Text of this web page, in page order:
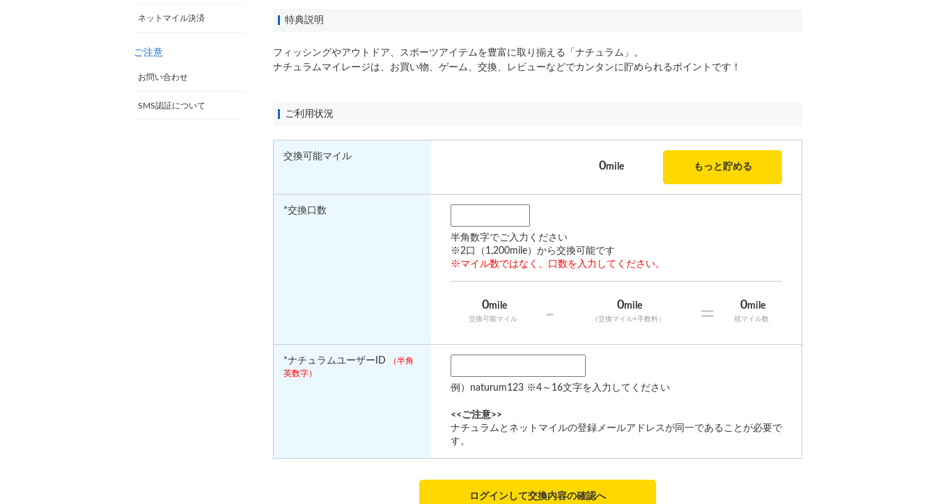
ネットマイル決済
ご注意
お問い合わせ
SMS認証について
特典説明
フィッシングやアウトドア、スポーツアイテムを豊富に取り揃える「ナチュラム」。
ナチュラムマイレージは、お買い物、ゲーム、交換、レビューなどでカンタンに貯められるポイントです！
ご利用状況
交換可能マイル
0mile もっと貯める
*交換口数
半角数字でご入力ください
※2口（1,200mile）から交換可能です
※マイル数ではなく、口数を入力してください。
0mile
交換可能マイル - 0mile
（交換マイル+手数料） = 0mile
残マイル数
*ナチュラムユーザーID
（半角
英数字）
例）naturum123 ※4～16文字を入力してください
<<ご注意>>
ナチュラムとネットマイルの登録メールアドレスが同一であることが必要で
す。
ログインして交換内容の確認へ